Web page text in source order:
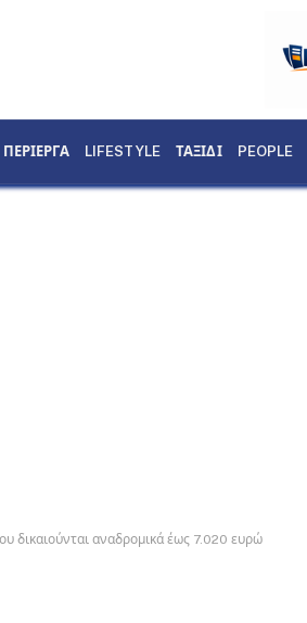
ΠΕΡΙΕΡΓΑ LIFESTYLE ΤΑΞΙΔΙ PEOPLE
δικαιούνται αναδρομικά έως 7.020 ευρώ